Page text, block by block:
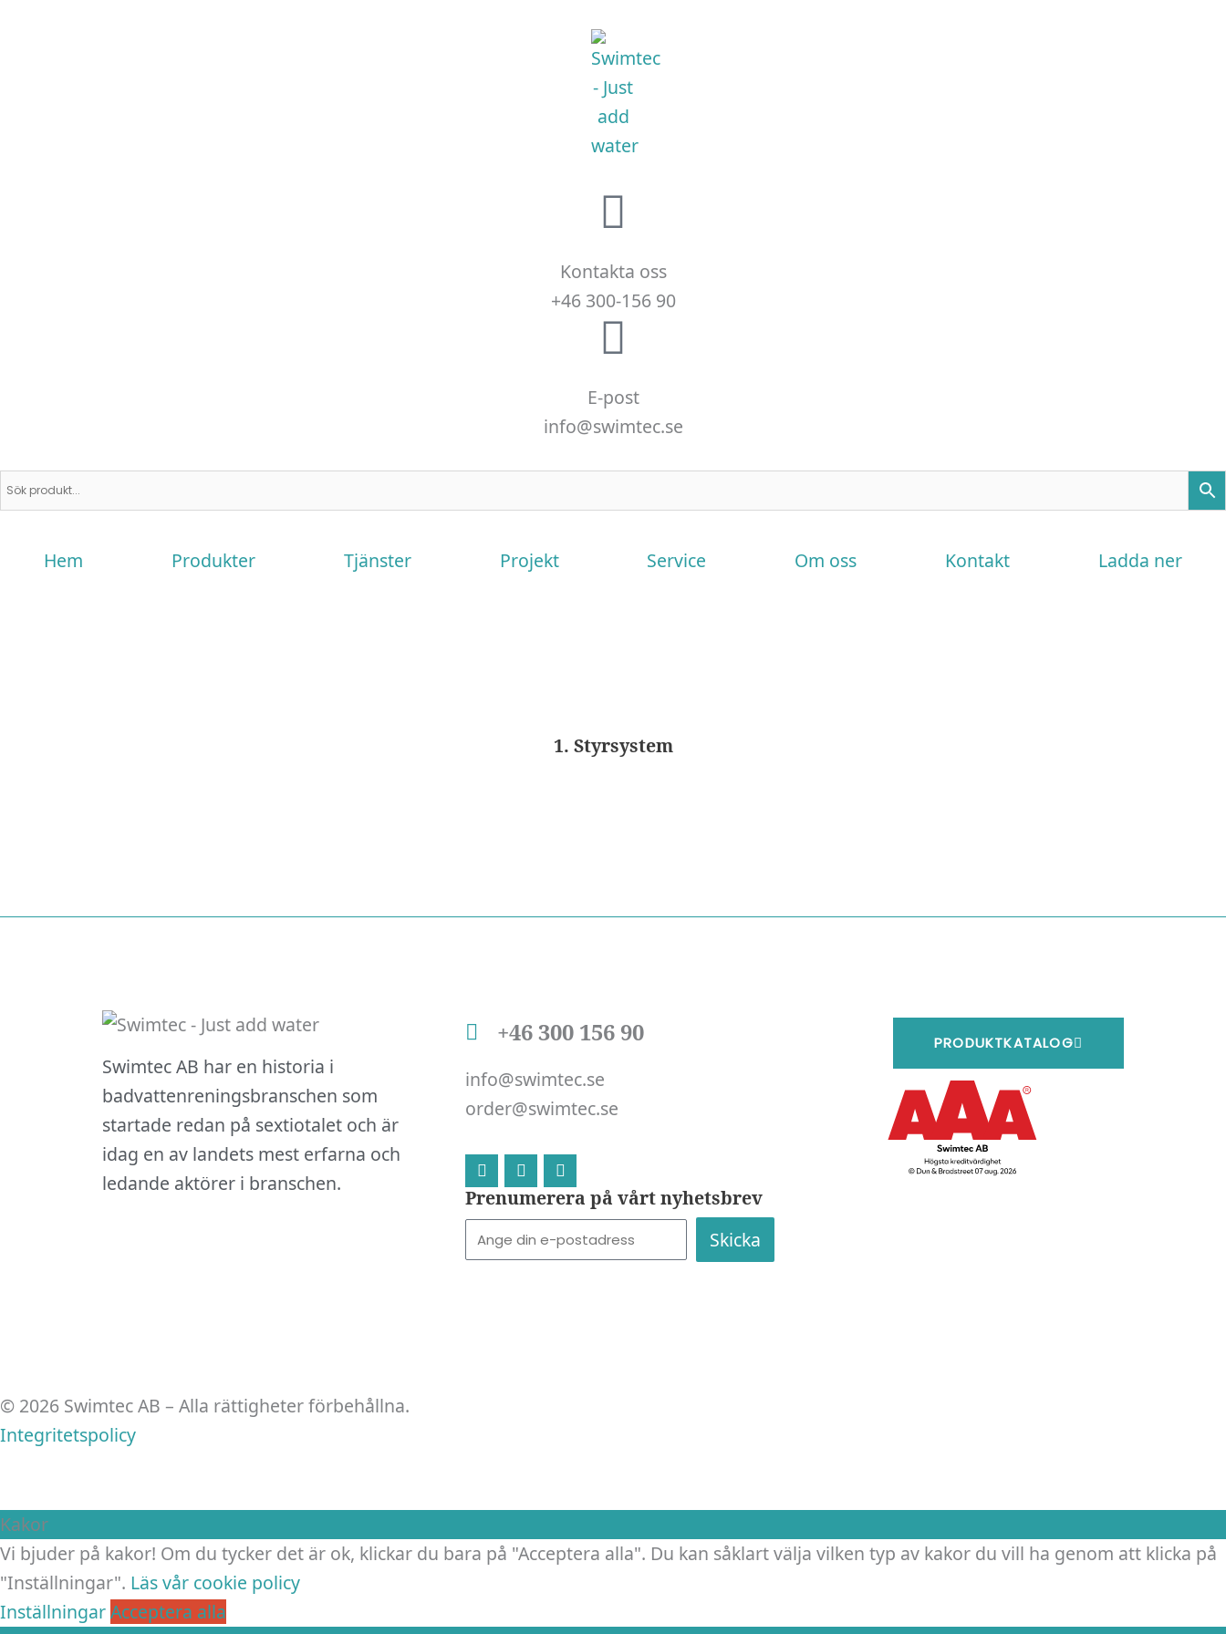
Kontakta oss
+46 300-156 90
E-post
info@swimtec.se
Hem Produkter Tjänster Projekt Service Om oss Kontakt Ladda ner
1. Styrsystem
Swimtec AB har en historia i
badvattenreningsbranschen som
startade redan på sextiotalet och är
idag en av landets mest erfarna och
ledande aktörer i branschen.
+46 300 156 90
info@swimtec.se
order@swimtec.se
L
i
n
k
e
d
i
F
a
c
e
b
o
o
I
n
s
t
a
g
r
Prenumerera på vårt nyhetsbrev
E-
post
Skicka
PRODUKTKATALOG
© 2026 Swimtec AB – Alla rättigheter förbehållna.
Integritetspolicy
Kakor
Vi bjuder på kakor! Om du tycker det är ok, klickar du bara på "Acceptera alla". Du kan såklart välja vilken typ av kakor du vill ha genom att klicka på
"Inställningar". Läs vår cookie policy
InställningarAcceptera alla